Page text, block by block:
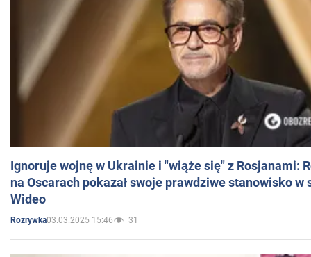
Ignoruje wojnę w Ukrainie i "wiąże się" z Rosjanami:
na Oscarach pokazał swoje prawdziwe stanowisko w
Wideo
Rozrywka03.03.2025 15:46 31